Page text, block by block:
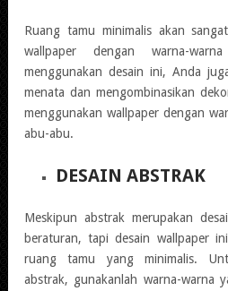
Ruang tamu minimalis akan
wallpaper dengan warna-
menggunakan desain ini, Anda
menata dan mengombinasikan
menggunakan wallpaper dengan
abu-abu.
DESAIN ABSTRAK
Meskipun abstrak merupakan
beraturan, tapi desain wallpaper
ruang tamu yang minimalis.
abstrak, gunakanlah warna-warna